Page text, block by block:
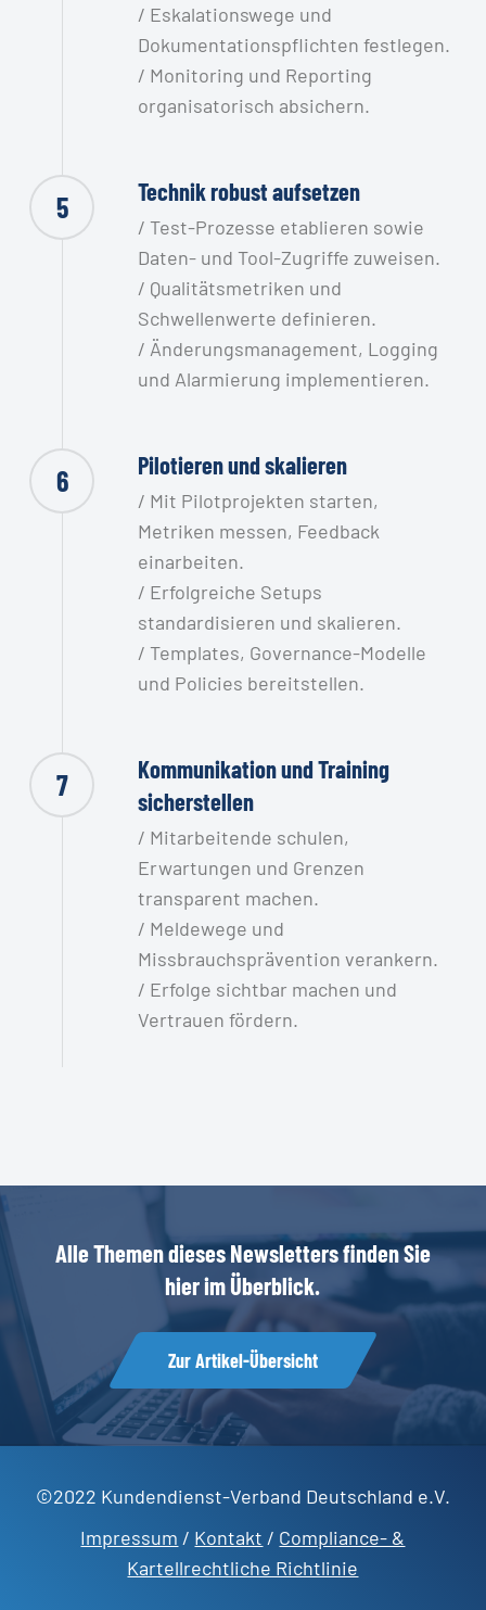
/ Eskalationswege und
Dokumentationspflichten festlegen.
/ Monitoring und Reporting
organisatorisch absichern.
5 Technik robust aufsetzen
/ Test-Prozesse etablieren sowie
Daten- und Tool-Zugriffe zuweisen.
/ Qualitätsmetriken und
Schwellenwerte definieren.
/ Änderungsmanagement, Logging
und Alarmierung implementieren.
6 Pilotieren und skalieren
/ Mit Pilotprojekten starten,
Metriken messen, Feedback
einarbeiten.
/ Erfolgreiche Setups
standardisieren und skalieren.
/ Templates, Governance-Modelle
und Policies bereitstellen.
7
Kommunikation und Training
sicherstellen
/ Mitarbeitende schulen,
Erwartungen und Grenzen
transparent machen.
/ Meldewege und
Missbrauchsprävention verankern.
/ Erfolge sichtbar machen und
Vertrauen fördern.
AlleThemendiesesNewslettersfindenSie
hierimÜberblick.
Zur Artikel-Übersicht
©2022 Kundendienst-Verband Deutschland e.V.
Impressum / Kontakt / Compliance- &
Kartellrechtliche Richtlinie